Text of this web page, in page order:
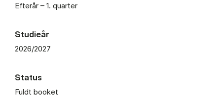
Efterår – 1. quarter
Studieår
2026/2027
Status
Fuldt booket